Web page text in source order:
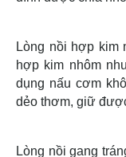
Lòng nồi hợp kim
hợp kim nhôm
dụng nấu cơm
dẻo thơm, giữ
Lòng nồi gang